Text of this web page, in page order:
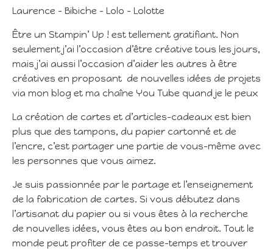
Laurence – Bibiche – Lolo – Lolotte
Être un Stampin’ Up ! est tellement gratifiant. Non
seulement j’ai l’occasion d’être créative tous les jours,
mais j’ai aussi l’occasion d’aider les autres à être
créatives en proposant de nouvelles idées de projets
via mon blog et ma chaîne You Tube quand je le peux
La création de cartes et d’articles-cadeaux est bien
plus que des tampons, du papier cartonné et de
l’encre, c’est partager une partie de vous-même avec
les personnes que vous aimez.
Je suis passionnée par le partage et l’enseignement
de la fabrication de cartes. Si vous débutez dans
l’artisanat du papier ou si vous êtes à la recherche
de nouvelles idées, vous êtes au bon endroit. Tout le
monde peut profiter de ce passe-temps et trouver